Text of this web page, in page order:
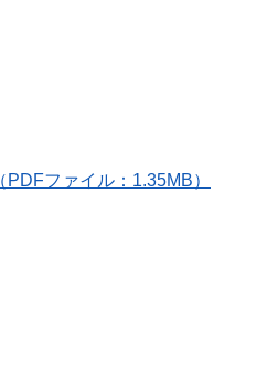
ファイル：1.35MB）